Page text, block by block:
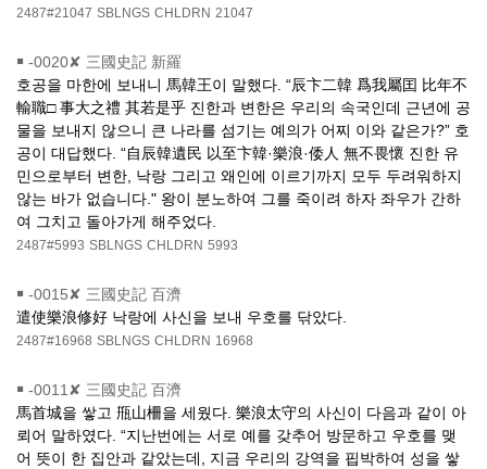
2487#21047 SBLNGS CHLDRN 21047
￭ -0020✘ 三國史記 新羅
호공을 마한에 보내니 馬韓王이 말했다. “辰卞二韓 爲我屬囯 比年不
輸職□ 事大之禮 其若是乎 진한과 변한은 우리의 속국인데 근년에 공
물을 보내지 않으니 큰 나라를 섬기는 예의가 어찌 이와 같은가?” 호
공이 대답했다. “自辰韓遺民 以至卞韓·樂浪·倭人 無不畏懷 진한 유
민으로부터 변한, 낙랑 그리고 왜인에 이르기까지 모두 두려워하지
않는 바가 없습니다." 왕이 분노하여 그를 죽이려 하자 좌우가 간하
여 그치고 돌아가게 해주었다.
2487#5993 SBLNGS CHLDRN 5993
￭ -0015✘ 三國史記 百濟
遣使樂浪修好 낙랑에 사신을 보내 우호를 닦았다.
2487#16968 SBLNGS CHLDRN 16968
￭ -0011✘ 三國史記 百濟
馬首城을 쌓고 甁山柵을 세웠다. 樂浪太守의 사신이 다음과 같이 아
뢰어 말하였다. “지난번에는 서로 예를 갖추어 방문하고 우호를 맺
어 뜻이 한 집안과 같았는데, 지금 우리의 강역을 핍박하여 성을 쌓